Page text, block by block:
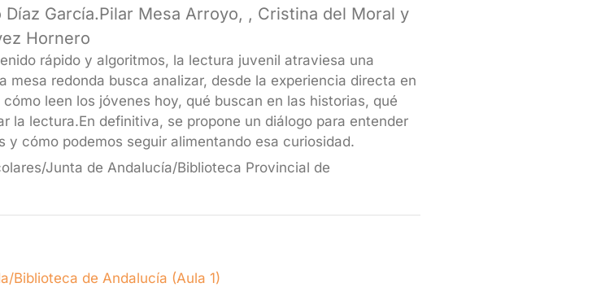
García.Pilar Mesa Arroyo, , Cristina del Moral y
Hornero
rápido y algoritmos, la lectura juvenil atraviesa una
redonda busca analizar, desde la experiencia directa en
leen los jóvenes hoy, qué buscan en las historias, qué
la lectura.En definitiva, se propone un diálogo para entender
cómo podemos seguir alimentando esa curiosidad.
Junta de Andalucía/Biblioteca Provincial de
Biblioteca de Andalucía (Aula 1)